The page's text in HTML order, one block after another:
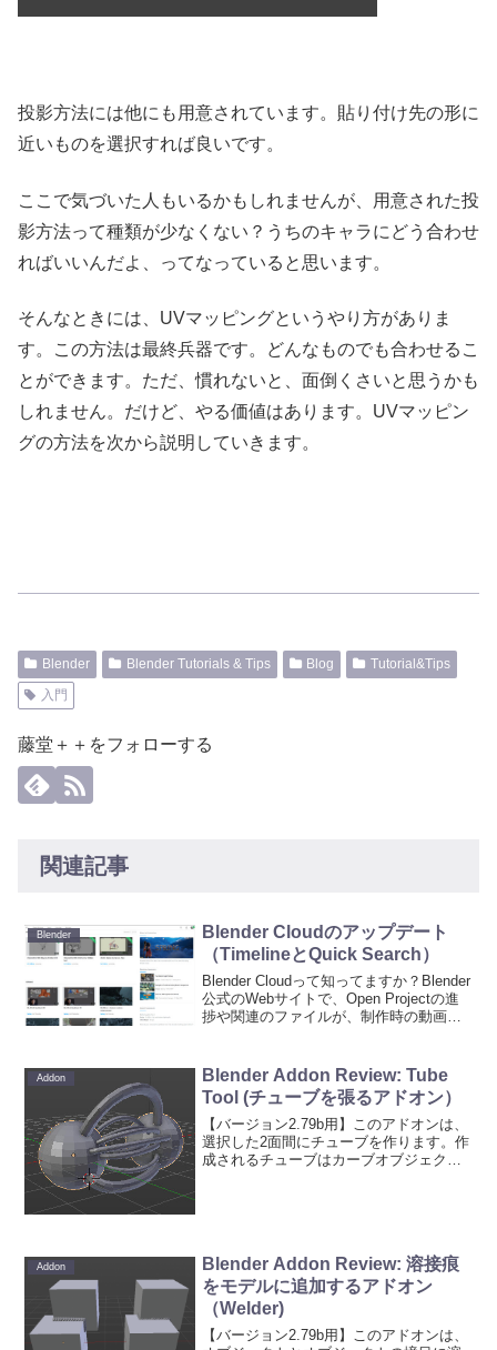
投影方法には他にも用意されています。貼り付け先の形に
近いものを選択すれば良いです。
ここで気づいた人もいるかもしれませんが、用意された投
影方法って種類が少なくない？うちのキャラにどう合わせ
ればいいんだよ、ってなっていると思います。
そんなときには、UVマッピングというやり方がありま
す。この方法は最終兵器です。どんなものでも合わせるこ
とができます。ただ、慣れないと、面倒くさいと思うかも
しれません。だけど、やる価値はあります。UVマッピン
グの方法を次から説明していきます。
Blender Blender Tutorials & Tips Blog
Tutorial&Tips
入門
藤堂＋＋をフォローする
関連記事
Blender
Blender Cloudのアップデート
（TimelineとQuick Search）
Blender Cloudって知ってますか？Blender
公式のWebサイトで、Open Projectの進
捗や関連のファイルが、制作時の動画が
ことができたり、テクスチ...
Addon
Blender Addon Review: Tube
Tool (チューブを張るアドオン）
【バージョン2.79b用】このアドオンは、
選択した2面間にチューブを作ります。作
成されるチューブはカーブオブジェクト
Addon
Blender Addon Review: 溶接痕
をモデルに追加するアドオン
（Welder)
【バージョン2.79b用】このアドオンは、